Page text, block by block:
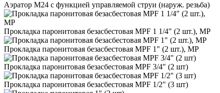
Аэратор М24 с функцией управляемой струи (наруж. резьба)
Прокладка паронитовая безасбестовая MPF 1 1/4" (2 шт.), МР
Прокладка паронитовая безасбестовая MPF 1" (2 шт.), МР
Прокладка паронитовая безасбестовая MPF 3/4" (2 шт)
Прокладка паронитовая безасбестовая MPF 1/2" (3 шт)